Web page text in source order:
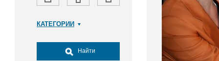
КАТЕГОРИИ
Досуг, туризм и отдых
Найти